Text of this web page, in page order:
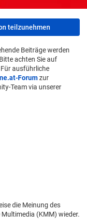
teilzunehmen
Beiträge werden
achten Sie auf
Für ausführliche
Forumzur
Team via unserer
die Meinung des
(KMM) wieder.